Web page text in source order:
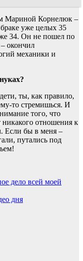
Мариной Корнелюк –
уже целых 35
34. Он не пошел по
окончил
механики и
ты, как правило,
то стремишься. И
того, что
отношения к
Если бы в меня –
путались под
дело всей моей
дня